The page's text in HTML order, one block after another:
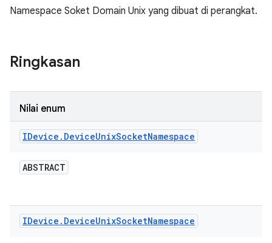
Namespace Soket Domain Unix yang dibuat di perangkat.
Ringkasan
Nilai enum
IDevice . DeviceUnixSocketNamespace
ABSTRACT
IDevice . DeviceUnixSocketNamespace